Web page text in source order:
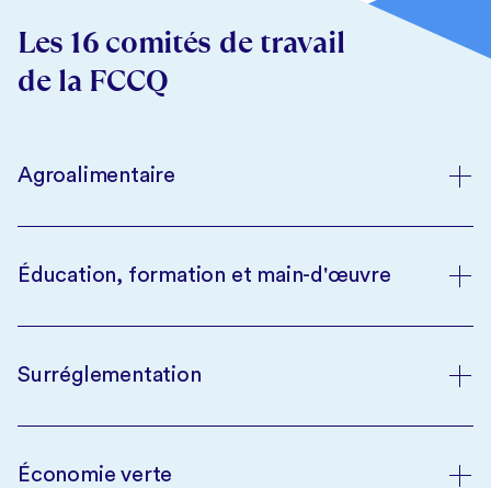
Les 16 comités de travail
de la FCCQ
Agroalimentaire
Éducation, formation et main-d'œuvre
Surréglementation
Économie verte